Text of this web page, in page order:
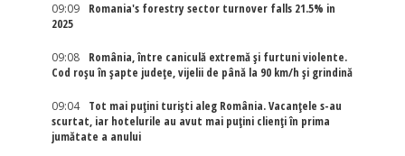
09:09
Romania's forestry sector turnover falls 21.5% in
2025
09:08
România, între caniculă extremă și furtuni violente.
Cod roșu în șapte județe, vijelii de până la 90 km/h și grindină
09:04
Tot mai puțini turiști aleg România. Vacanțele s-au
scurtat, iar hotelurile au avut mai puțini clienți în prima
jumătate a anului